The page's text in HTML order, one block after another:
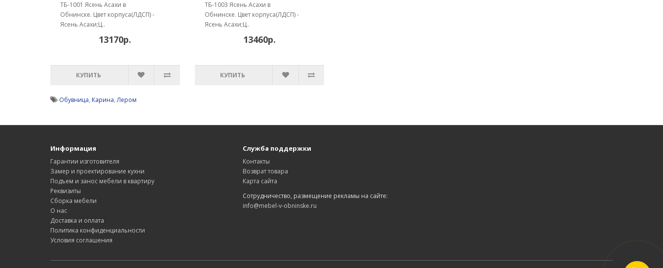
ТБ-1001 Ясень Асахи в
Обнинске. Цвет корпуса(ЛДСП) -
Ясень Асахи;Ц..
13170р.
КУПИТЬ
ТБ-1003 Ясень Асахи в
Обнинске. Цвет корпуса(ЛДСП) -
Ясень Асахи;Ц..
13460р.
КУПИТЬ
Обувница, Карина,Лером
Информация
Гарантии изготовителя
Замер и проектирование кухни
Подъем и занос мебели в квартиру
Реквизиты
Сборка мебели
О нас
Доставка и оплата
Политика конфиденциальности
Условия соглашения
Служба поддержки
Контакты
Возврат товара
Карта сайта
Сотрудничество, размещение рекламы на сайте:
info@mebel-v-obninske.ru